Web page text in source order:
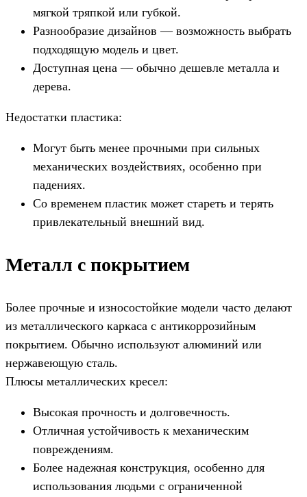
мягкой тряпкой или губкой.
Разнообразие дизайнов — возможность выбрать
подходящую модель и цвет.
Доступная цена — обычно дешевле металла и
дерева.
Недостатки пластика:
Могут быть менее прочными при сильных
механических воздействиях, особенно при
падениях.
Со временем пластик может стареть и терять
привлекательный внешний вид.
Металл с покрытием
Более прочные и износостойкие модели часто делают
из металлического каркаса с антикоррозийным
покрытием. Обычно используют алюминий или
нержавеющую сталь.
Плюсы металлических кресел:
Высокая прочность и долговечность.
Отличная устойчивость к механическим
повреждениям.
Более надежная конструкция, особенно для
использования людьми с ограниченной